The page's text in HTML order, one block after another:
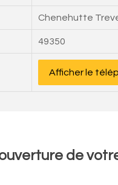
Chenehutte
49350
Afficher le
de